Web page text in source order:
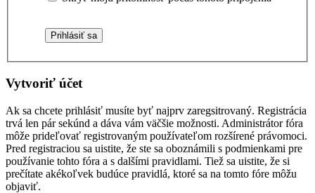
Vytvoriť účet
Ak sa chcete prihlásiť musíte byť najprv zaregsitrovaný. Registrácia
trvá len pár sekúnd a dáva vám väčšie možnosti. Administrátor fóra
môže prideľovať registrovaným používateľom rozšírené právomoci.
Pred registraciou sa uistite, že ste sa oboznámili s podmienkami pre
používanie tohto fóra a s dalšími pravidlami. Tiež sa uistite, že si
prečítate akékoľvek budúce pravidlá, ktoré sa na tomto fóre môžu
objaviť.